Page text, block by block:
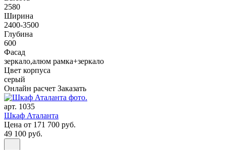
2580
Ширина
2400-3500
Глубина
600
Фасад
зеркало,алюм рамка+зеркало
Цвет корпуса
серый
Онлайн расчет Заказать
арт. 1035
Шкаф Аталанта
Цена от 171 700 руб.
49 100 руб.